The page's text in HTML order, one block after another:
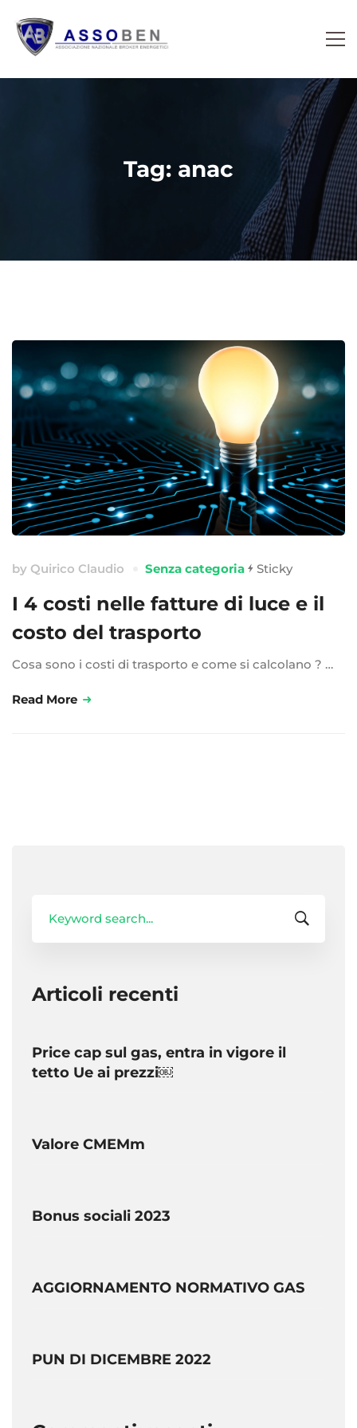
Tag: anac
by Quirico Claudio Senza categoria Sticky
I 4 costi nelle fatture di luce e il
costo del trasporto
Cosa sono i costi di trasporto e come si calcolano ? …
Read More
for:
Articoli recenti
Price cap sul gas, entra in vigore il
tetto Ue ai prezzi￼
Valore CMEMm
Bonus sociali 2023
AGGIORNAMENTO NORMATIVO GAS
PUN DI DICEMBRE 2022